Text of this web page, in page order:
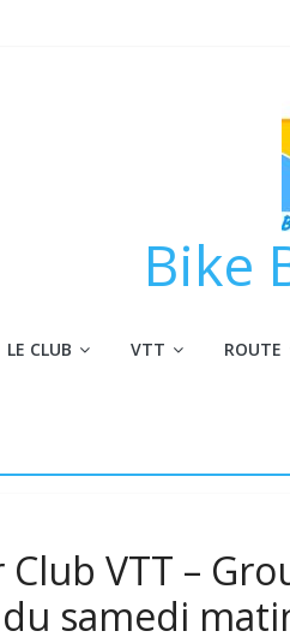
Bike
LE CLUB VTT ROUTE
VTT –
samedi